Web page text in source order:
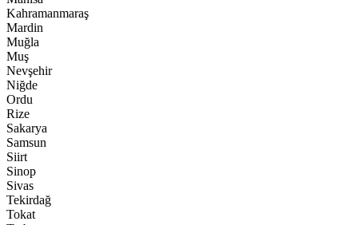
Kahramanmaraş
Mardin
Muğla
Muş
Nevşehir
Niğde
Ordu
Rize
Sakarya
Samsun
Siirt
Sinop
Sivas
Tekirdağ
Tokat